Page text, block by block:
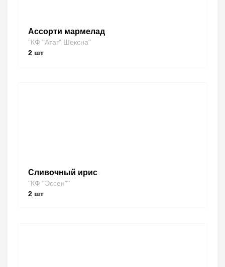
Ассорти мармелад
"КФ "Атаг" Шексна"
2 шт
Сливочный ирис
"КФ "Эссен""
2 шт